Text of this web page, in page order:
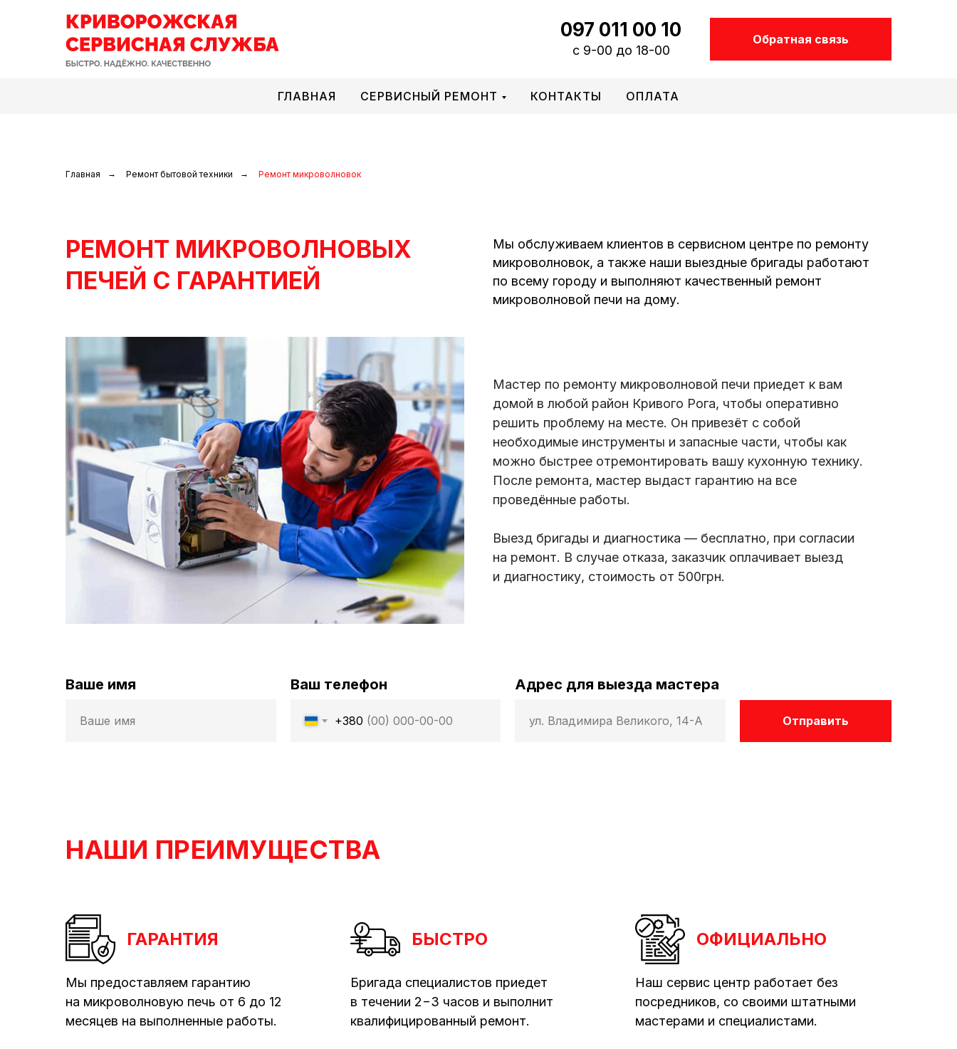
097 011 00 10
c 9-00 до 18-00
Обратная связь
ГЛАВНАЯ СЕРВИСНЫЙ РЕМОНТ КОНТАКТЫ ОПЛАТА
Главная → Ремонт бытовой техники → Ремонт микроволновок
РЕМОНТ МИКРОВОЛНОВЫХ
ПЕЧЕЙ С ГАРАНТИЕЙ
Мы обслуживаем клиентов в сервисном центре по ремонту
микроволновок, а также наши выездные бригады работают
по всему городу и выполняют качественный ремонт
микроволновой печи на дому.
Мастер по ремонту микроволновой печи приедет к вам
домой в любой район Кривого Рога, чтобы оперативно
решить проблему на месте. Он привезёт с собой
необходимые инструменты и запасные части, чтобы как
можно быстрее отремонтировать вашу кухонную технику.
После ремонта, мастер выдаст гарантию на все
проведённые работы.
Выезд бригады и диагностика — бесплатно, при согласии
на ремонт. В случае отказа, заказчик оплачивает выезд
и диагностику, стоимость от 500грн.
Ваше имя Ваш телефон
+380
Адрес для выезда мастера
Отправить
НАШИ ПРЕИМУЩЕСТВА
ГАРАНТИЯ
Мы предоставляем гарантию
на микроволновую печь от 6 до 12
месяцев на выполненные работы.
БЫСТРО
Бригада специалистов приедет
в течении 2−3 часов и выполнит
квалифицированный ремонт.
ОФИЦИАЛЬНО
Наш сервис центр работает без
посредников, со своими штатными
мастерами и специалистами.